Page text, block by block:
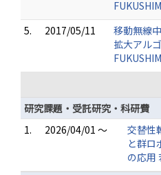
5.
2017/05/11
移動無線
拡大アル
研究課題・受託研究・科研費
1.
2026/04/01 ～
交替性
と群ロ
の応用